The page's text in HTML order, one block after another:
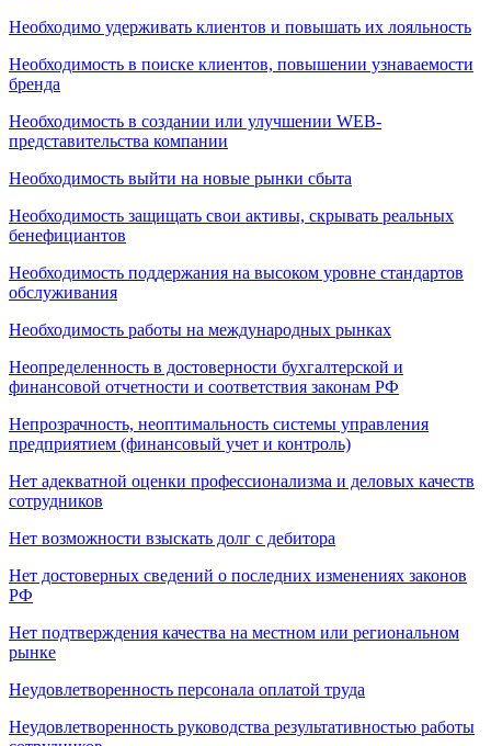
Необходимо удерживать клиентов и повышать их лояльность
Необходимость в поиске клиентов, повышении узнаваемости
бренда
Необходимость в создании или улучшении WEB-
представительства компании
Необходимость выйти на новые рынки сбыта
Необходимость защищать свои активы, скрывать реальных
бенефициантов
Необходимость поддержания на высоком уровне стандартов
обслуживания
Необходимость работы на международных рынках
Неопределенность в достоверности бухгалтерской и
финансовой отчетности и соответствия законам РФ
Непрозрачность, неоптимальность системы управления
предприятием (финансовый учет и контроль)
Нет адекватной оценки профессионализма и деловых качеств
сотрудников
Нет возможности взыскать долг с дебитора
Нет достоверных сведений о последних изменениях законов
РФ
Нет подтверждения качества на местном или региональном
рынке
Неудовлетворенность персонала оплатой труда
Неудовлетворенность руководства результативностью работы